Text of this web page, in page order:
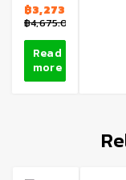
฿4,675.00
฿3,273.00
Read
more